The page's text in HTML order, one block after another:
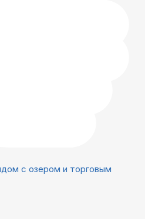
с озером и торговым